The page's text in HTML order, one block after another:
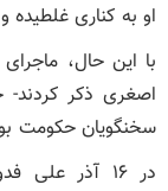
او به کناری
با این حال،
اصغری ذکر کردند-
سخنگویان حکومت
در ۱۶ آذر